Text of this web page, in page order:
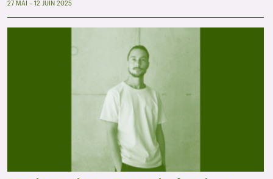
27 MAI – 12 JUIN 2025